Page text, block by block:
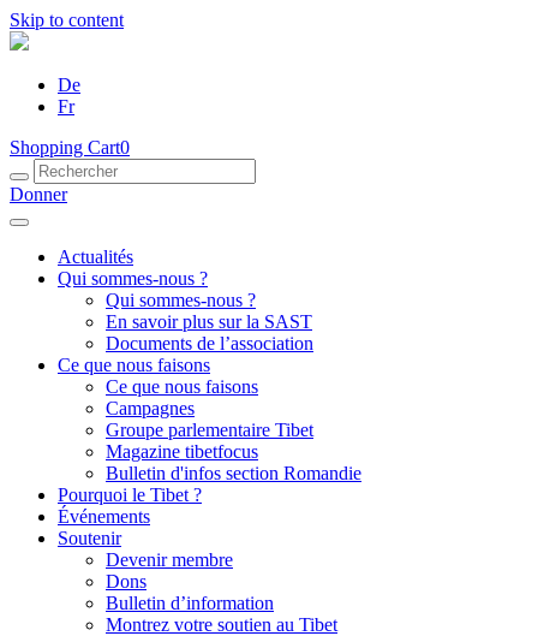
Skip to content
De
Fr
Shopping Cart0
Donner
Actualités
Qui sommes-nous ?
Qui sommes-nous ?
En savoir plus sur la SAST
Documents de l’association
Ce que nous faisons
Ce que nous faisons
Campagnes
Groupe parlementaire Tibet
Magazine tibetfocus
Bulletin d'infos section Romandie
Pourquoi le Tibet ?
Événements
Soutenir
Devenir membre
Dons
Bulletin d’information
Montrez votre soutien au Tibet